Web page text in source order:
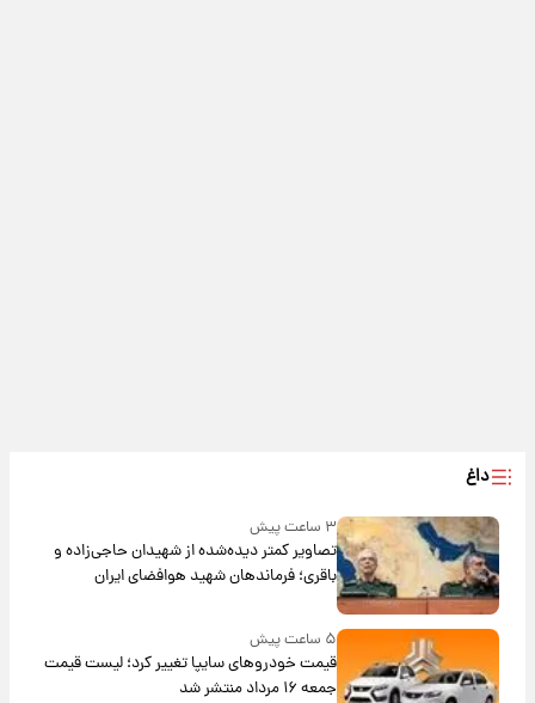
داغ
۳ ساعت پیش
تصاویر کمتر دیده‌شده از شهیدان حاجی‌زاده و
باقری؛ فرماندهان شهید هوافضای ایران
۵ ساعت پیش
قیمت خودروهای سایپا تغییر کرد؛ لیست قیمت
جمعه ۱۶ مرداد منتشر شد